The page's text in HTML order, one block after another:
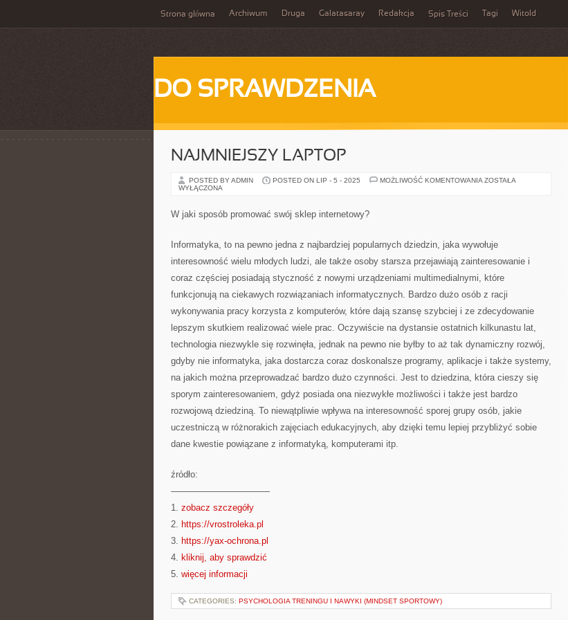
Strona główna Archiwum Druga Galatasaray Redakcja Spis Treści Tagi Witold
DO SPRAWDZENIA
NAJMNIEJSZY LAPTOP
POSTED BY ADMIN POSTED ON LIP - 5 - 2025 MOŻLIWOŚĆ KOMENTOWANIA NAJMNIEJSZY
ZOSTAŁA
WYŁĄCZONA
W jaki sposób promować swój sklep internetowy?
Informatyka, to na pewno jedna z najbardziej popularnych dziedzin, jaka wywołuje
interesowność wielu młodych ludzi, ale także osoby starsza przejawiają zainteresowanie i
coraz częściej posiadają styczność z nowymi urządzeniami multimedialnymi, które
funkcjonują na ciekawych rozwiązaniach informatycznych. Bardzo dużo osób z racji
wykonywania pracy korzysta z komputerów, które dają szansę szybciej i ze zdecydowanie
lepszym skutkiem realizować wiele prac. Oczywiście na dystansie ostatnich kilkunastu lat,
technologia niezwykle się rozwinęła, jednak na pewno nie byłby to aż tak dynamiczny rozwój,
gdyby nie informatyka, jaka dostarcza coraz doskonalsze programy, aplikacje i także systemy,
na jakich można przeprowadzać bardzo dużo czynności. Jest to dziedzina, która cieszy się
sporym zainteresowaniem, gdyż posiada ona niezwykłe możliwości i także jest bardzo
rozwojową dziedziną. To niewątpliwie wpływa na interesowność sporej grupy osób, jakie
uczestniczą w różnorakich zajęciach edukacyjnych, aby dzięki temu lepiej przybliżyć sobie
dane kwestie powiązane z informatyką, komputerami itp.
źródło:
———————————
1. zobacz szczegóły
2. https://vrostroleka.pl
3. https://yax-ochrona.pl
4. kliknij, aby sprawdzić
5. więcej informacji
CATEGORIES: PSYCHOLOGIA TRENINGU I NAWYKI (MINDSET SPORTOWY)